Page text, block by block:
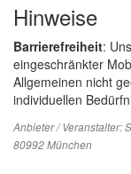
Hinweise
Barrierefreiheit:
eingeschränkter
Allgemeinen nicht
individuellen
Anbieter / Veranstalter:
80992 München